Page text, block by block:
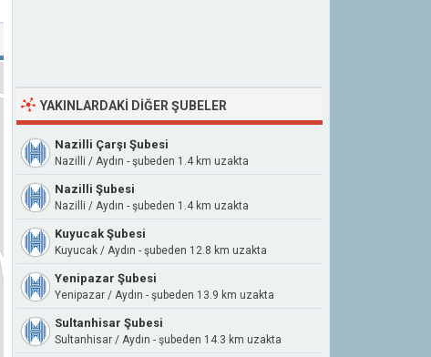
YAKINLARDAKI DIĞER ŞUBELER
Nazilli Çarşı Şubesi
Nazilli / Aydın - şubeden 1.4 km uzakta
Nazilli Şubesi
Nazilli / Aydın - şubeden 1.4 km uzakta
Kuyucak Şubesi
Kuyucak / Aydın - şubeden 12.8 km uzakta
Yenipazar Şubesi
Yenipazar / Aydın - şubeden 13.9 km uzakta
Sultanhisar Şubesi
Sultanhisar / Aydın - şubeden 14.3 km uzakta